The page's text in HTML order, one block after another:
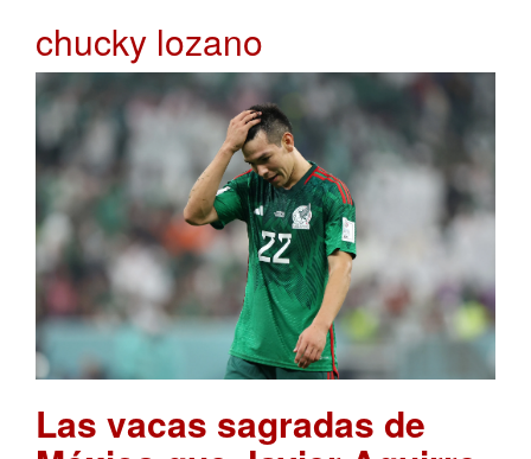
chucky lozano
Las vacas sagradas de